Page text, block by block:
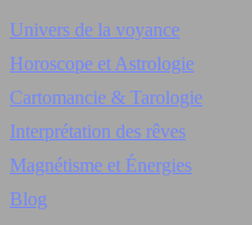
Univers de la voyance
Horoscope et Astrologie
Cartomancie & Tarologie
Interprétation des rêves
Magnétisme et Énergies
Blog